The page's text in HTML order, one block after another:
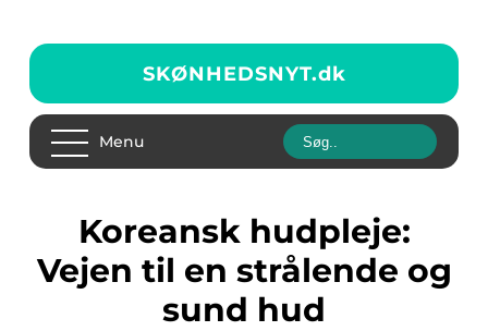
SKØNHEDSNYT.dk
Menu
Koreansk hudpleje:
Vejen til en strålende og
sund hud